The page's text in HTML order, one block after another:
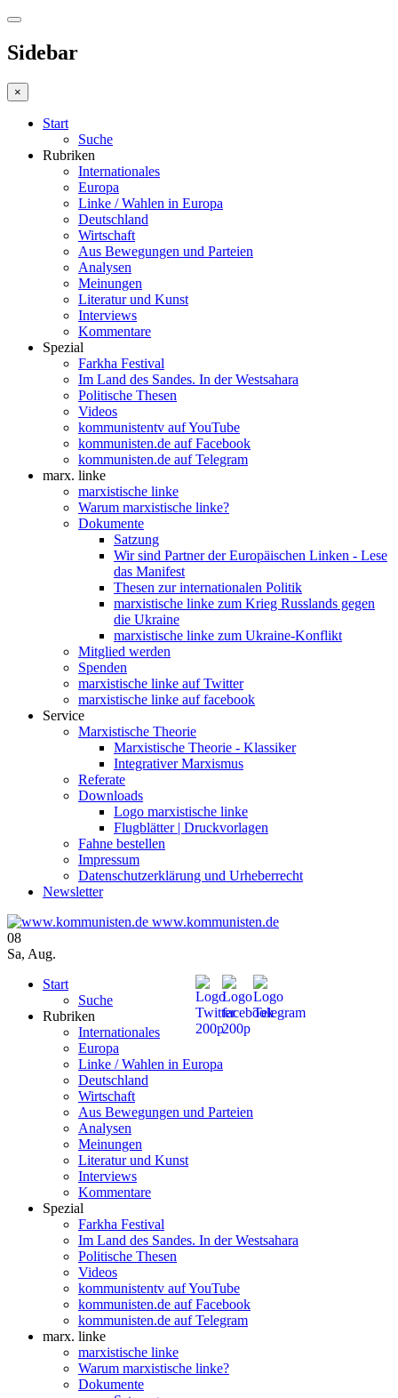
Sidebar
×
Start
Suche
Rubriken
Internationales
Europa
Linke / Wahlen in Europa
Deutschland
Wirtschaft
Aus Bewegungen und Parteien
Analysen
Meinungen
Literatur und Kunst
Interviews
Kommentare
Spezial
Farkha Festival
Im Land des Sandes. In der Westsahara
Politische Thesen
Videos
kommunistentv auf YouTube
kommunisten.de auf Facebook
kommunisten.de auf Telegram
marx. linke
marxistische linke
Warum marxistische linke?
Dokumente
Satzung
Wir sind Partner der Europäischen Linken - Lese
das Manifest
Thesen zur internationalen Politik
marxistische linke zum Krieg Russlands gegen
die Ukraine
marxistische linke zum Ukraine-Konflikt
Mitglied werden
Spenden
marxistische linke auf Twitter
marxistische linke auf facebook
Service
Marxistische Theorie
Marxistische Theorie - Klassiker
Integrativer Marxismus
Referate
Downloads
Logo marxistische linke
Flugblätter | Druckvorlagen
Fahne bestellen
Impressum
Datenschutzerklärung und Urheberrecht
Newsletter
www.kommunisten.de
08
Sa, Aug.
Start
Suche
Rubriken
Internationales
Europa
Linke / Wahlen in Europa
Deutschland
Wirtschaft
Aus Bewegungen und Parteien
Analysen
Meinungen
Literatur und Kunst
Interviews
Kommentare
Spezial
Farkha Festival
Im Land des Sandes. In der Westsahara
Politische Thesen
Videos
kommunistentv auf YouTube
kommunisten.de auf Facebook
kommunisten.de auf Telegram
marx. linke
marxistische linke
Warum marxistische linke?
Dokumente